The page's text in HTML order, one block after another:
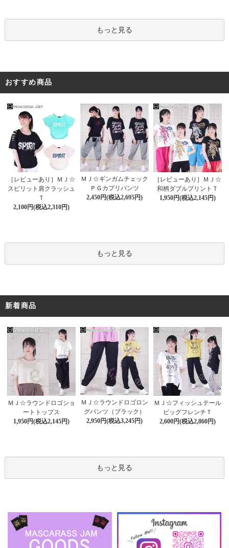
もっと見る
おすすめ商品
［レビューあり］ＭＪ☆
スピリット肩クラッシュ
Ｔ
2,100円(税込2,310円)
ＭＪ☆ギンガムチェック
ＰＧカプリパンツ
2,450円(税込2,695円)
［レビューあり］ＭＪ☆
和柄ダブルプリントＴ
1,950円(税込2,145円)
もっと見る
新着商品
ＭＪ☆ラウンドロゴショ
ートトップス
1,950円(税込2,145円)
ＭＪ☆ラウンドロゴロン
グパンツ（ブラック）
2,950円(税込3,245円)
ＭＪ☆フィッシュテール
ビッグフレンチＴ
2,600円(税込2,860円)
もっと見る